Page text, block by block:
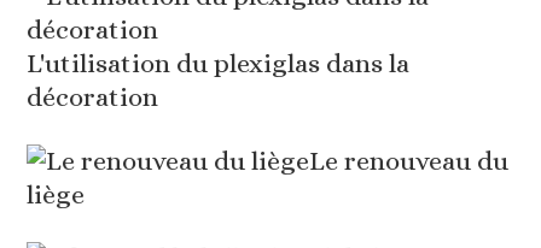
L'utilisation du plexiglas dans la
décoration
Le renouveau du
liège